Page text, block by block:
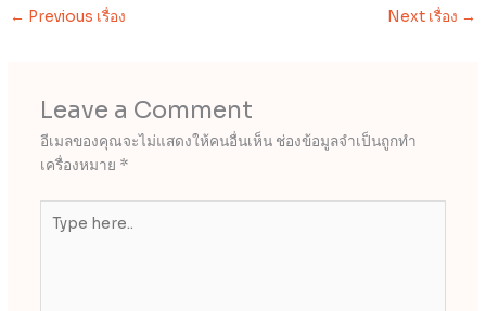
← Previous เรื่อง Next เรื่อง →
Leave a Comment
อีเมลของคุณจะไม่แสดงให้คนอื่นเห็น ช่องข้อมูลจำเป็นถูกทำ
เครื่องหมาย *
here..